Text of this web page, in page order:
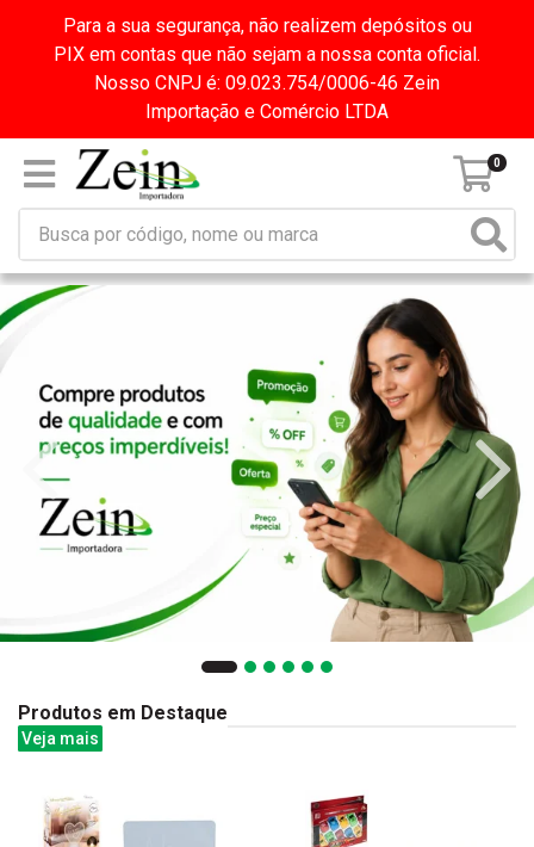
Para a sua segurança, não realizem depósitos ou
PIX em contas que não sejam a nossa conta oficial.
Nosso CNPJ é: 09.023.754/0006-46 Zein
Importação e Comércio LTDA
0
Produtos em Destaque
Veja mais